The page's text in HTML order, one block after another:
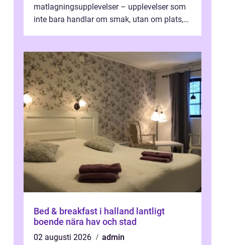
matlagningsupplevelser – upplevelser som
inte bara handlar om smak, utan om plats,
Bed & breakfast i halland lantligt
boende nära hav och stad
02 augusti 2026
admin